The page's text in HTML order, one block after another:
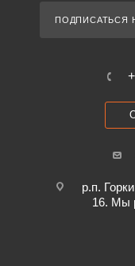
ПОДПИСАТЬСЯ
р.п.
16. Мы